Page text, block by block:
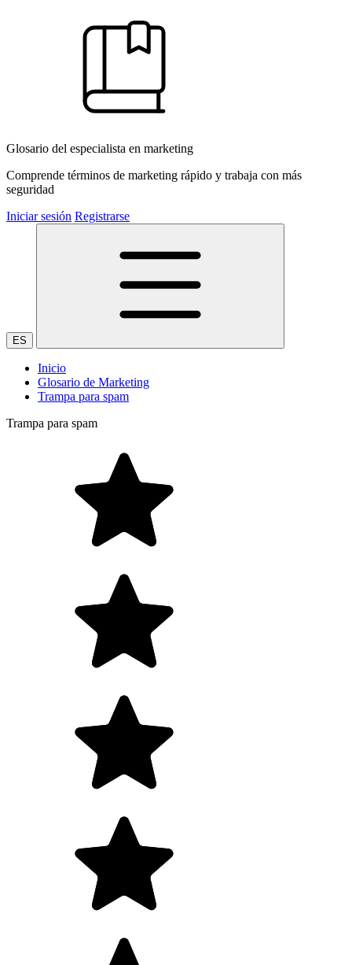
Glosario del especialista en marketing
Comprende términos de marketing rápido y trabaja con más
seguridad
Iniciar sesión Registrarse
ES
Inicio
Glosario de Marketing
Trampa para spam
Trampa para spam